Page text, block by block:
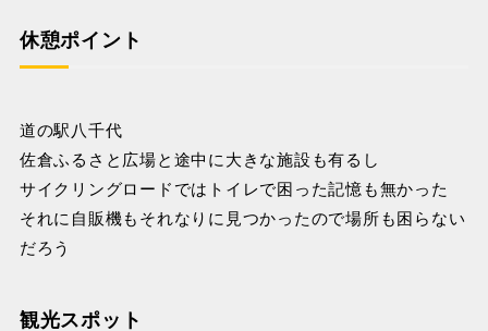
休憩ポイント
道の駅八千代
佐倉ふるさと広場と途中に大きな施設も有るし
サイクリングロードではトイレで困った記憶も無かった
それに自販機もそれなりに見つかったので場所も困らない
だろう
観光スポット